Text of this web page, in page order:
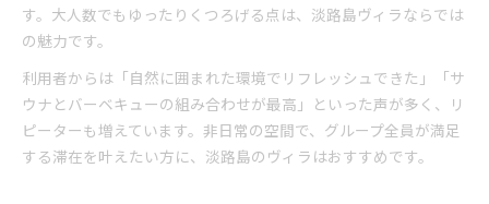
す。大人数でもゆったりくつろげる点は、淡路島ヴィラならでは
の魅力です。
利用者からは「自然に囲まれた環境でリフレッシュできた」「サ
ウナとバーベキューの組み合わせが最高」といった声が多く、リ
ピーターも増えています。非日常の空間で、グループ全員が満足
する滞在を叶えたい方に、淡路島のヴィラはおすすめです。